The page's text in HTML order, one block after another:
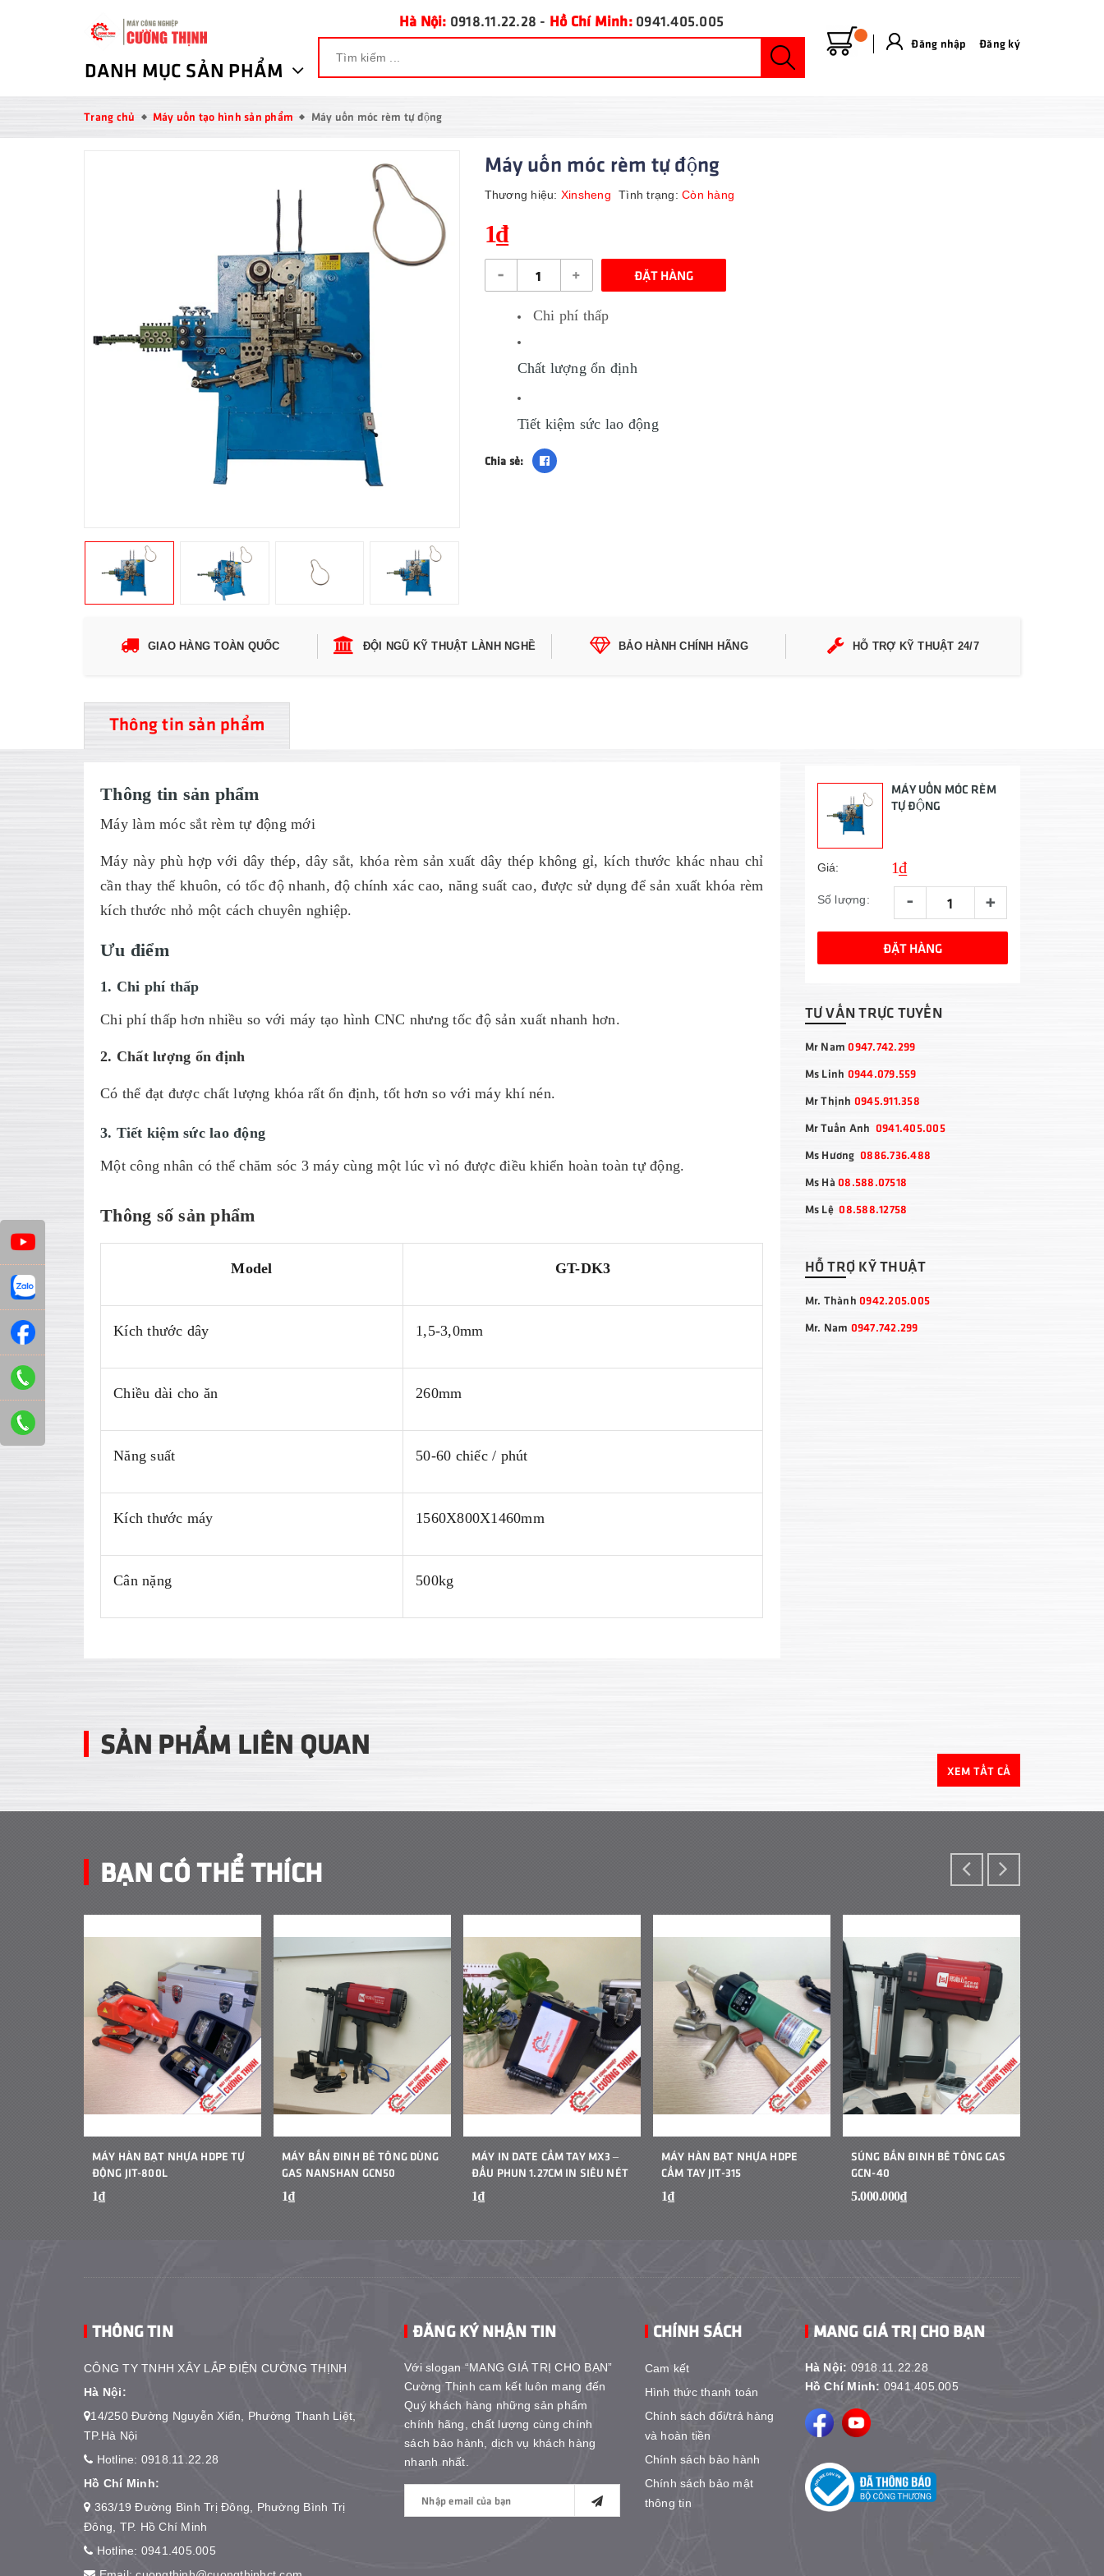
DANH MỤC SẢN PHẨM
Hà Nội: 0918.11.22.28 - Hồ Chí Minh: 0941.405.005
Đăng nhập Đăng ký
Trang chủ Máy uốn tạo hình sản phẩm Máy uốn móc rèm tự động
Máy uốn móc rèm tự động
Thương hiệu: Xinsheng Tình trạng: Còn hàng
1₫
- + ĐẶT HÀNG
Chi phí thấp
Chất lượng ổn định
Tiết kiệm sức lao động
Chia sẻ:
GIAO HÀNG TOÀN QUỐC ĐỘI NGŨ KỸ THUẬT LÀNH NGHỀ BẢO HÀNH CHÍNH HÃNG HỖ TRỢ KỸ THUẬT 24/7
Thông tin sản phẩm
Thông tin sản phẩm
Máy làm móc sắt rèm tự động mới
Máy này phù hợp với dây thép, dây sắt, khóa rèm sản xuất dây thép không gỉ, kích thước khác nhau chỉ
cần thay thế khuôn, có tốc độ nhanh, độ chính xác cao, năng suất cao, được sử dụng để sản xuất khóa rèm
kích thước nhỏ một cách chuyên nghiệp.
Ưu điểm
1. Chi phí thấp
Chi phí thấp hơn nhiều so với máy tạo hình CNC nhưng tốc độ sản xuất nhanh hơn.
2. Chất lượng ổn định
Có thể đạt được chất lượng khóa rất ổn định, tốt hơn so với máy khí nén.
3. Tiết kiệm sức lao động
Một công nhân có thể chăm sóc 3 máy cùng một lúc vì nó được điều khiển hoàn toàn tự động.
Thông số sản phẩm
Model GT-DK3
Kích thước dây 1,5-3,0mm
Chiều dài cho ăn 260mm
Năng suất 50-60 chiếc / phút
Kích thước máy 1560X800X1460mm
Cân nặng 500kg
MÁY UỐN MÓC RÈM
TỰ ĐỘNG
Giá: 1₫
Số lượng: - +
ĐẶT HÀNG
TƯ VẤN TRỰC TUYẾN
Mr Nam0947.742.299
Ms Linh 0944.079.559
Mr Thịnh 0945.911.358
Mr Tuấn Anh 0941.405.005
Ms Hương 0886.736.488
Ms Hà 08.588.07518
Ms Lệ08.588.12758
HỖ TRỢ KỸ THUẬT
Mr. Thành 0942.205.005
Mr. Nam 0947.742.299
SẢN PHẨM LIÊN QUAN
XEM TẤT CẢ
BẠN CÓ THỂ THÍCH
MÁY HÀN BẠT NHỰA HDPE TỰ
ĐỘNG JIT-800L
1₫
MÁY BẮN ĐINH BÊ TÔNG DÙNG
GAS NANSHAN GCN50
1₫
MÁY IN DATE CẦM TAY MX3 –
ĐẦU PHUN 1.27CM IN SIÊU NÉT
1₫
MÁY HÀN BẠT NHỰA HDPE
CẦM TAY JIT-315
1₫
SÚNG BẮN ĐINH BÊ TÔNG GAS
GCN-40
5.000.000₫
THÔNG TIN
CÔNG TY TNHH XÂY LẮP ĐIỆN CƯỜNG THỊNH
Hà Nội:
14/250 Đường Nguyễn Xiển, Phường Thanh Liệt,
TP.Hà Nội
Hotline: 0918.11.22.28
Hồ Chí Minh:
363/19 Đường Bình Trị Đông, Phường Bình Trị
Đông, TP. Hồ Chí Minh
Hotline: 0941.405.005
ĐĂNG KÝ NHẬN TIN
Với slogan “MANG GIÁ TRỊ CHO BẠN”
Cường Thịnh cam kết luôn mang đến
Quý khách hàng những sản phẩm
chính hãng, chất lượng cùng chính
sách bảo hành, dịch vụ khách hàng
nhanh nhất.
CHÍNH SÁCH
Cam kết
Hình thức thanh toán
Chính sách đổi/trả hàng
và hoàn tiền
Chính sách bảo hành
Chính sách bảo mật
thông tin
MANG GIÁ TRỊ CHO BẠN
Hà Nội: 0918.11.22.28
Hồ Chí Minh: 0941.405.005